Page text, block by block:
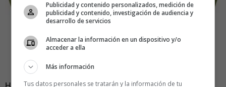
Publicidad y contenido personalizados, medición de
publicidad y contenido, investigación de audiencia y
desarrollo de servicios
Almacenar la información en un dispositivo y/o
acceder a ella
Más información
Tus datos personales se tratarán y la información de tu